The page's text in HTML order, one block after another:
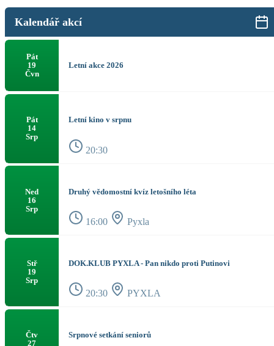
Kalendář akcí
Pát
19
Čvn
Letní akce 2026
Pát
14
Srp
Letní kino v srpnu
20:30
Ned
16
Srp
Druhý vědomostní kvíz letošního léta
16:00 Pyxla
Stř
19
Srp
DOK.KLUB PYXLA - Pan nikdo proti Putinovi
20:30 PYXLA
Čtv
27
Srpnové setkání seniorů